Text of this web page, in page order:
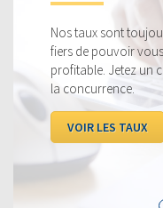
Nos taux sont
fiers de pouvoir
profitable. Jetez un
la concurrence.
VOIR LES TAUX